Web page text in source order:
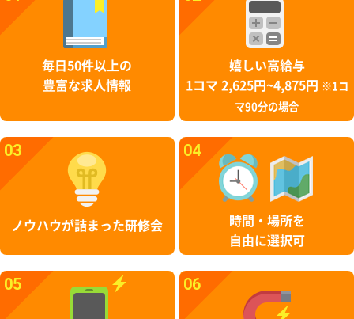
毎日50件以上の
豊富な求人情報
嬉しい高給与
1コマ 2,625円~4,875円
※1コ
マ90分の場合
03
ノウハウが詰まった研修会
04
時間・場所を
自由に選択可
05 06